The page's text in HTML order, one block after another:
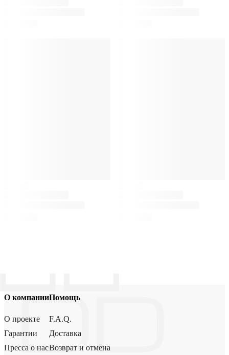
О компании
О проекте
Гарантии
Пресса о нас
Помощь
F.A.Q.
Доставка
Возврат и отмена